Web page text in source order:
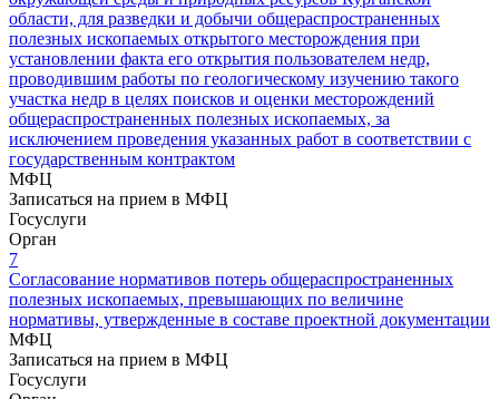
области, для разведки и добычи общераспространенных
полезных ископаемых открытого месторождения при
установлении факта его открытия пользователем недр,
проводившим работы по геологическому изучению такого
участка недр в целях поисков и оценки месторождений
общераспространенных полезных ископаемых, за
исключением проведения указанных работ в соответствии с
государственным контрактом
МФЦ
Записаться на прием в МФЦ
Госуслуги
Орган
7
Согласование нормативов потерь общераспространенных
полезных ископаемых, превышающих по величине
нормативы, утвержденные в составе проектной документации
МФЦ
Записаться на прием в МФЦ
Госуслуги